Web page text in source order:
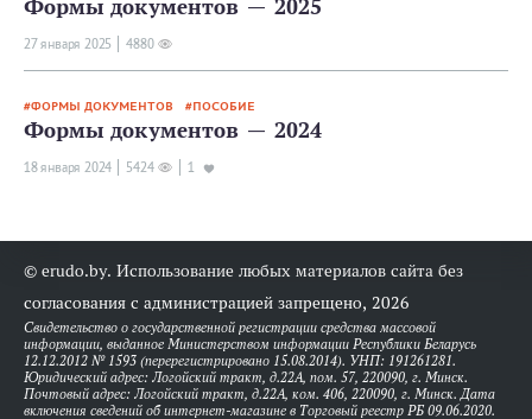
Формы документов — 2025
27 января 2025 4880
ФОРМЫ ДОКУМЕНТОВ ПОСОБИЕ
Формы документов — 2024
18 января 2024 5424 1
© erudo.by. Использование любых материалов сайта без
согласования с администрацией запрещено, 2026
Свидетельство о государственной регистрации средства массовой
информации, выданное Министерством информации Республики Беларусь
12.12.2012 № 1593 (перерегистрировано 15.08.2014). УНП: 191261281.
Юридический адрес: Логойский тракт, д.22А, пом. 57, 220090, г. Минск.
Почтовый адрес: Логойский тракт, д.22А, ком. 406, 220090, г. Минск. Дата
включения сведений об интернет-магазине в Торговый реестр РБ 09.06.2020.